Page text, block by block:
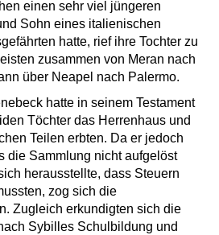
einen sehr viel jüngeren
Sohn eines italienischen
hatte, rief ihre Tochter zu
zusammen von Meran nach
über Neapel nach Palermo.
hatte in seinem Testament
Töchter das Herrenhaus und
Teilen erbten. Da er jedoch
die Sammlung nicht aufgelöst
herausstellte, dass Steuern
zog sich die
Zugleich erkundigten sich die
Sybilles Schulbildung und